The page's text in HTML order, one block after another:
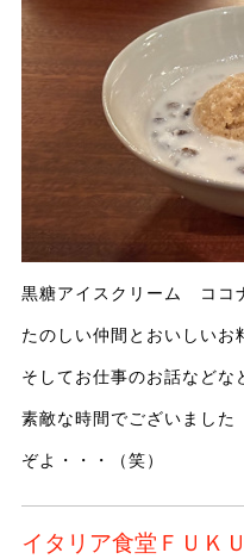
黒糖アイスクリーム ココ
たのしい仲間とおいしいお
そしてお仕事のお話などな
素敵な時間でございました
ぞよ・・・（笑）
イタリア食堂ＦＵＫ